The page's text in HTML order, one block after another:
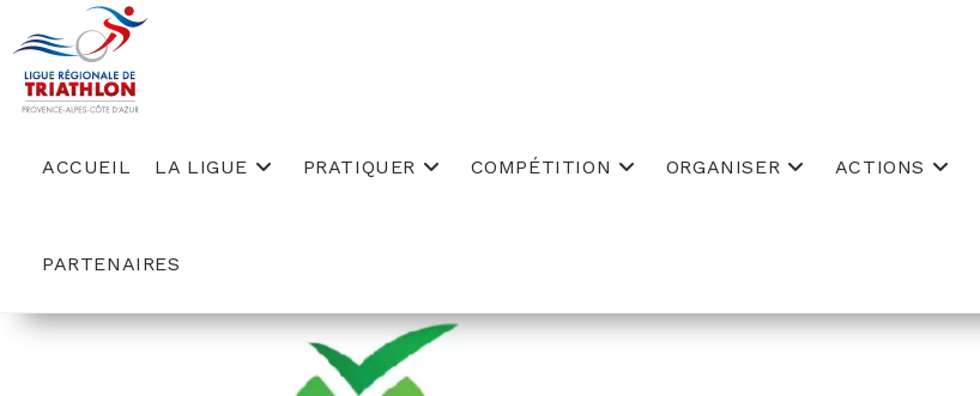
content
ACCUEIL LA LIGUE PRATIQUER COMPÉTITION ORGANISER ACTIONS
PARTENAIRES